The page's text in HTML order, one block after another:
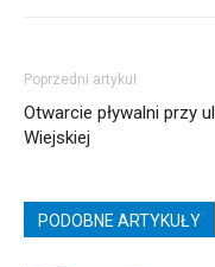
Poprzedni artykuł
Otwarcie pływalni przy ul.
Wiejskiej
PODOBNE ARTYKUŁY